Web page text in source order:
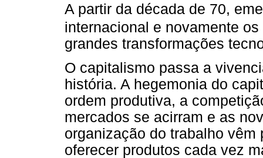
A partir da década de 70,
internacional e novamente
grandes transformações
O capitalismo passa a
história. A hegemonia do
ordem produtiva, a
mercados se acirram e as
organização do trabalho
oferecer produtos cada vez